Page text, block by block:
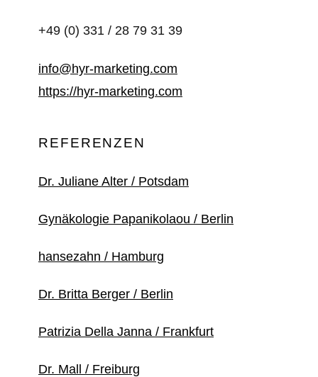
+49 (0) 331 / 28 79 31 39
info@hyr-marketing.com
https://hyr-marketing.com
REFERENZEN
Dr. Juliane Alter / Potsdam
Gynäkologie Papanikolaou / Berlin
hansezahn / Hamburg
Dr. Britta Berger / Berlin
Patrizia Della Janna / Frankfurt
Dr. Mall / Freiburg